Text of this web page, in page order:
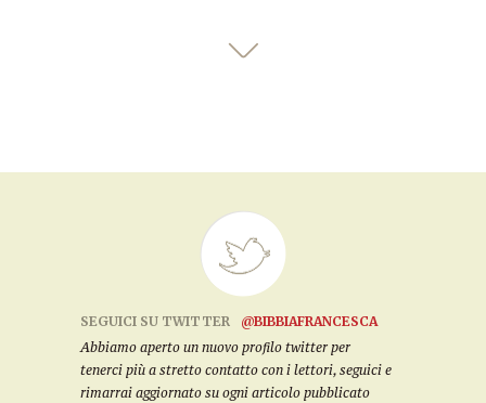
SEGUICI SU TWITTER
@BIBBIAFRANCESCA
Abbiamo aperto un nuovo profilo twitter per
tenerci più a stretto contatto con i lettori, seguici e
rimarrai aggiornato su ogni articolo pubblicato